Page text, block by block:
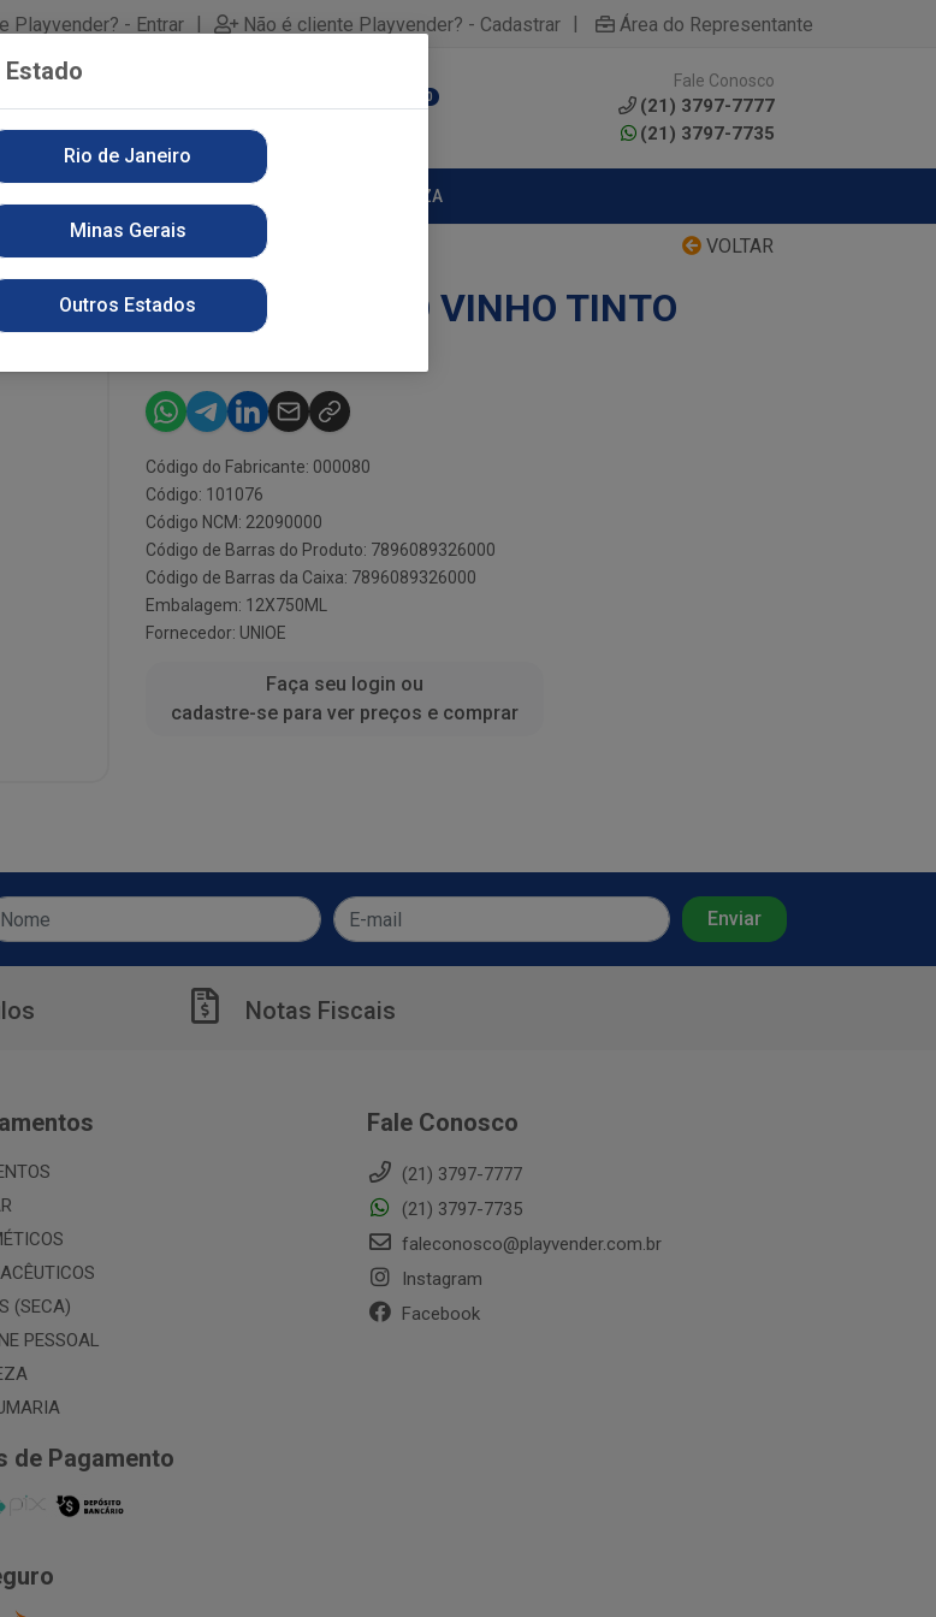
Playvender? - Entrar | Não é cliente Playvender? - Cadastrar | Área do Representante
0
Fale Conosco
(21) 3797-7777
(21) 3797-7735
LIMPEZA
VOLTAR
VINAGRE UNICO VINHO TINTO
Código do Fabricante: 000080
Código: 101076
Código NCM: 22090000
Código de Barras do Produto: 7896089326000
Código de Barras da Caixa: 7896089326000
Embalagem: 12X750ML
Fornecedor: UNIOE
Faça seu login ou
cadastre-se para ver preços e comprar
Notas Fiscais
(SECA)
PESSOAL
de Pagamento
Fale Conosco
(21) 3797-7777
(21) 3797-7735
faleconosco@playvender.com.br
Instagram
Facebook
Rio de Janeiro
Minas Gerais
Outros Estados